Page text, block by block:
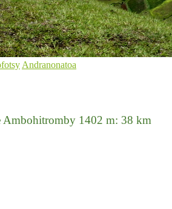
Andranonatoa
Ambohitromby 1402 m: 38 km